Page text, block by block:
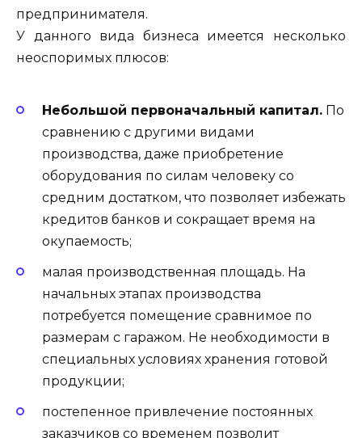
предпринимателя.
У данного вида бизнеса имеется несколько
неоспоримых плюсов:
Небольшой первоначальный капитал. По
сравнению с другими видами
производства, даже приобретение
оборудования по силам человеку со
средним достатком, что позволяет избежать
кредитов банков и сокращает время на
окупаемость;
малая производственная площадь. На
начальных этапах производства
потребуется помещение сравнимое по
размерам с гаражом. Не необходимости в
специальных условиях хранения готовой
продукции;
постепенное привлечение постоянных
заказчиков со временем позволит